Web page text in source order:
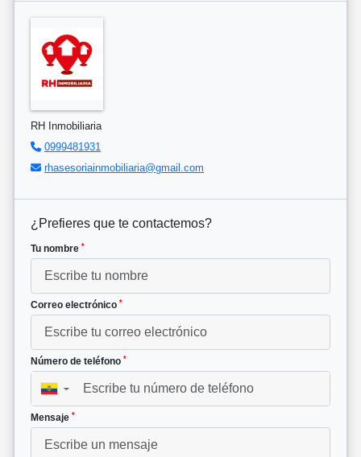
RH Inmobiliaria
0999481931
rhasesoriainmobiliaria@gmail.com
¿Prefieres que te contactemos?
Tu nombre *
Correo electrónico *
Número de teléfono *
▼
Mensaje *